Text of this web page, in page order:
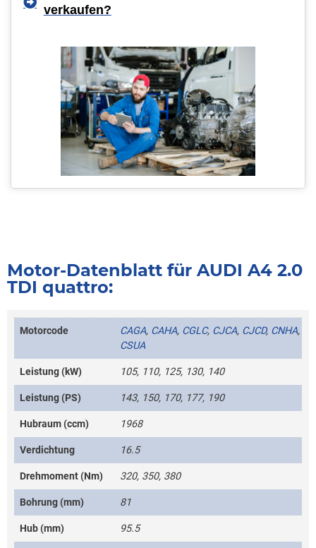
verkaufen?
Motor-Datenblatt für AUDI A4 2.0
TDI quattro:
Motorcode CAGA, CAHA, CGLC, CJCA, CJCD, CNHA,
CSUA
Leistung (kW) 105, 110, 125, 130, 140
Leistung (PS) 143, 150, 170, 177, 190
Hubraum (ccm) 1968
Verdichtung 16.5
Drehmoment (Nm) 320, 350, 380
Bohrung (mm) 81
Hub (mm) 95.5